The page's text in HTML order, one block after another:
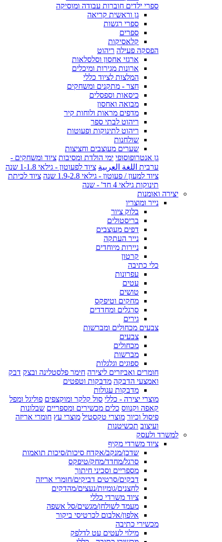
ספרי ילדים חוברות עבודה ומוסיקה
גן וראשית קריאה
ספרי רגשות
ספרים
קלאסיקות
הפסקה פעילה ריהוט
ארגזי אחסון וסלסלאות
ארונות מגירות ומיכלים
המלצות לציוד כללי
חצר - מתקנים ומשחקים
כיסאות וספסלים
מבואה ואחסון
מדפים מראות ולוחות קיר
ריהוט לבתי ספר
ריהוט לתינוקות ופעוטות
שולחנות
שערים מעוצבים וחציצות
גן אנטרופוסופי ימי הולדת ומסיבות ציוד ומשחקים -
ערבית اللغة العربية ציוד לפעוטון - גילאי 1-1.8 שנה
ציוד למעון / פעוטון - גילאי 1.9-2.8 שנה
ציוד לכיתת
תינוקות גילאי 4 חד' - שנה
יצירה ואומנות
נייר ומוצריו
בלוק ציור
בריסטולים
דפים מעוצבים
נייר העתקה
ניירות מיוחדים
קרטון
כלי כתיבה
עפרונות
עטים
טושים
מחקים וטיפקס
סרגלים ומחדדים
גירים
צבעים מכחולים ומברשות
צבעים
מכחולים
מברשות
ספוגים וגלגלות
חומרים ואביזרים ליצירה חימר פלסטלינה ובצק דבק
ואמצעי הדבקה מדבקות וטפטים
מדבקות עגולות
מוצרי יצירה - כללי סול קלקר ומוקצפים פוליגל ומפל
קאפה וקנווס כלים מכשירים ומספריים שבלונות
פיסול וכיור מוצרי טקסטיל מוצרי עץ חומרי אריזה
ועיצוב תכשיטנות
למשרד ולעסק
ציוד משרדי מקיף
שדכן/מנקב/אקדח סיכות/סיכות תואמות
סרגל/מחדד/מחק/טיפקס
מספריים וסכיני חיתוך
דבקים/סרטים דביקים/חומרי אריזה
לחצנים/גומיות/נעצים/מהדקים
ציוד משרדי כללי
מעמד לשולחן/מגשים/סל אשפה
אלפון/אלבום לכרטיסי ביקור
מכשירי כתיבה
מילוי לעטים עט לדלפק